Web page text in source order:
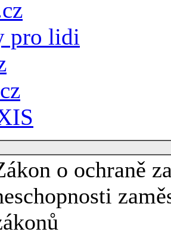
pro lidi
o ochraně